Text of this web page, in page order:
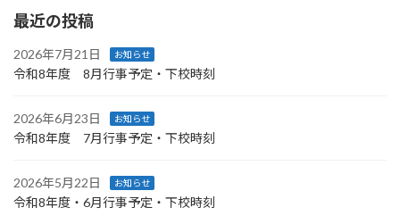
最近の投稿
2026年7月21日 お知らせ
令和8年度 8月行事予定・下校時刻
2026年6月23日 お知らせ
令和8年度 7月行事予定・下校時刻
2026年5月22日 お知らせ
令和8年度・6月行事予定・下校時刻